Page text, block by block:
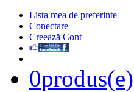
Lista mea de preferinte
Conectare
Creează Cont
0produs(e)